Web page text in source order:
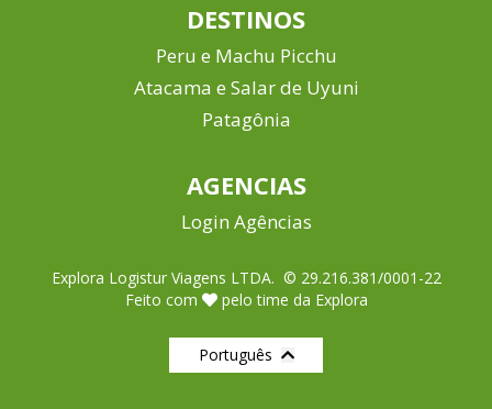
DESTINOS
Peru e Machu Picchu
Atacama e Salar de Uyuni
Patagônia
AGENCIAS
Login Agências
Explora Logistur Viagens LTDA. © 29.216.381/0001-22
Feito com
pelo time da Explora
Português